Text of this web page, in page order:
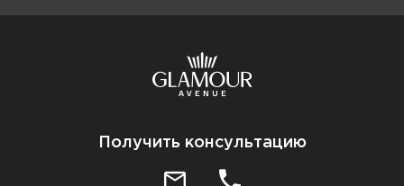
Получить консультацию